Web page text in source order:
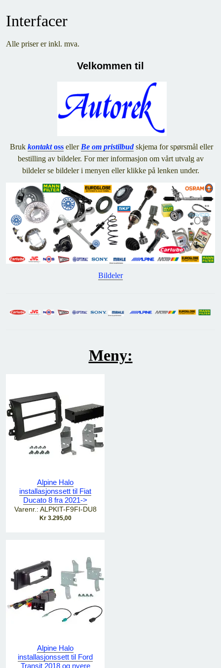
Interfacer
Alle priser er inkl. mva.
Velkommen til
Bruk kontakt oss eller Be om pristilbudskjema for spørsmål eller
bestilling av bildeler. For mer informasjon om vårt utvalg av
bildeler se bildeler i menyen eller klikke på lenken under.
Bildeler
Meny:
Alpine Halo
installasjonssett til Fiat
Ducato 8 fra 2021->
Varenr.: ALPKIT-F9FI-DU8
Kr 3.295,00
Alpine Halo
installasjonssett til Ford
Transit 2018 og nyere